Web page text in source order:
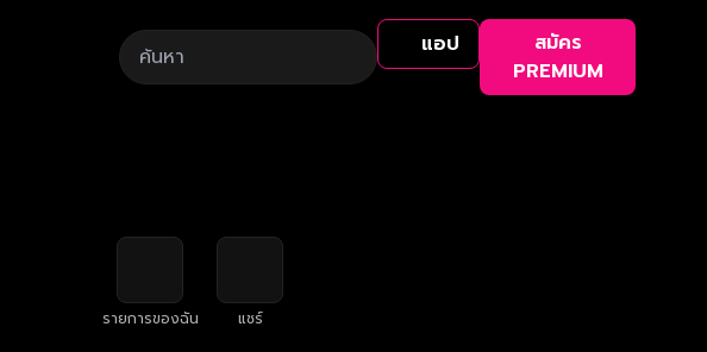
แอป
สมัคร
PREMIUM
รายการของฉัน แชร์